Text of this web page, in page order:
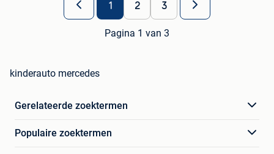
1 2 3
Pagina 1 van 3
kinderauto mercedes
Gerelateerde zoektermen
Populaire zoektermen